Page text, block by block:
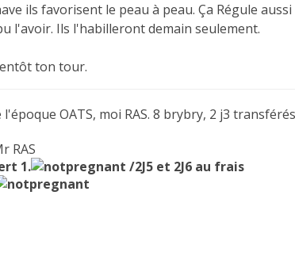
ils favorisent le peau à peau. Ça Régule
l'avoir. Ils l'habilleront demain seulement.
ton tour.
OATS, moi RAS. 8 brybry, 2 j3
RAS
1.
/2J5 et 2J6 au frais